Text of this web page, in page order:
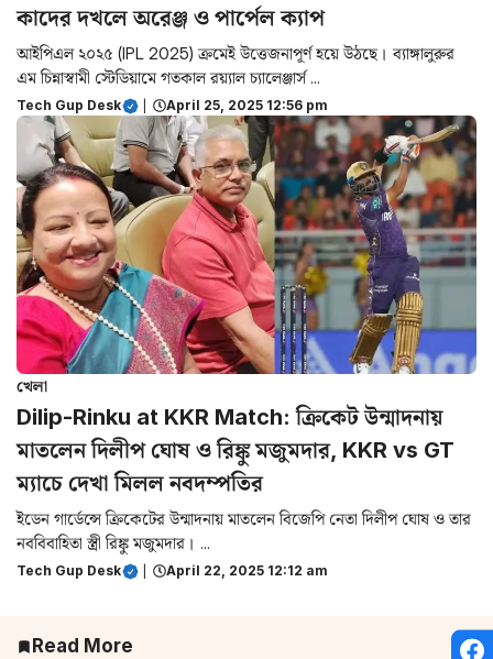
কাদের দখলে অরেঞ্জ ও পার্পেল ক্যাপ
আইপিএল ২০২৫ (IPL 2025) ক্রমেই উত্তেজনাপূর্ণ হয়ে উঠছে। ব্যাঙ্গালুরুর
এম চিন্নাস্বামী স্টেডিয়ামে গতকাল রয়্যাল চ্যালেঞ্জার্স ...
Tech Gup Desk April 25, 2025 12:56 pm
খেলা
Dilip-Rinku at KKR Match: ক্রিকেট উন্মাদনায়
মাতলেন দিলীপ ঘোষ ও রিঙ্কু মজুমদার, KKR vs GT
ম্যাচে দেখা মিলল নবদম্পতির
ইডেন গার্ডেন্সে ক্রিকেটের উন্মাদনায় মাতলেন বিজেপি নেতা দিলীপ ঘোষ ও তার
নববিবাহিতা স্ত্রী রিঙ্কু মজুমদার। ...
Tech Gup Desk April 22, 2025 12:12 am
Read More